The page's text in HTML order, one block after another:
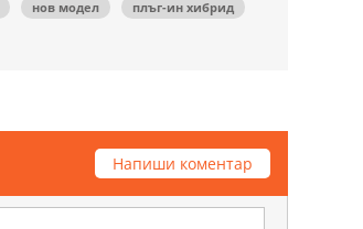
нов модел
плъг-ин хибрид
Напиши коментар